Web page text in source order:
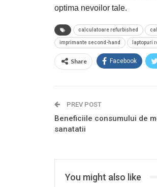
optima nevoilor tale.
calculatoare refurbished
imprimante second-hand laptopuri
Share Facebook
PREV POST
Beneficiile consumului de
sanatatii
You might also like